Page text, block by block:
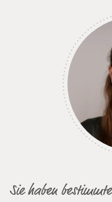
Sie haben